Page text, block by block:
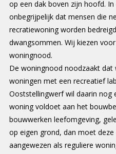
op een dak boven zijn hoofd.
onbegrijpelijk dat mensen die
recratiewoning worden
dwangsommen. Wij kiezen
woningnood.
De woningnood noodzaakt
woningen met een recreatief
Ooststellingwerf wil daarin nog
woning voldoet aan het
bouwwerken leefomgeving,
op eigen grond, dan moet
aangewezen als reguliere